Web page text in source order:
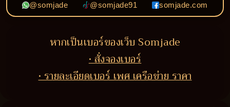
@somjade @somjade91 somjade.com
หากเป็นเบอร์ของเว็บ Somjade
• สั่งจองเบอร์
• รายละเอียดเบอร์ เพศ เครือข่าย ราคา